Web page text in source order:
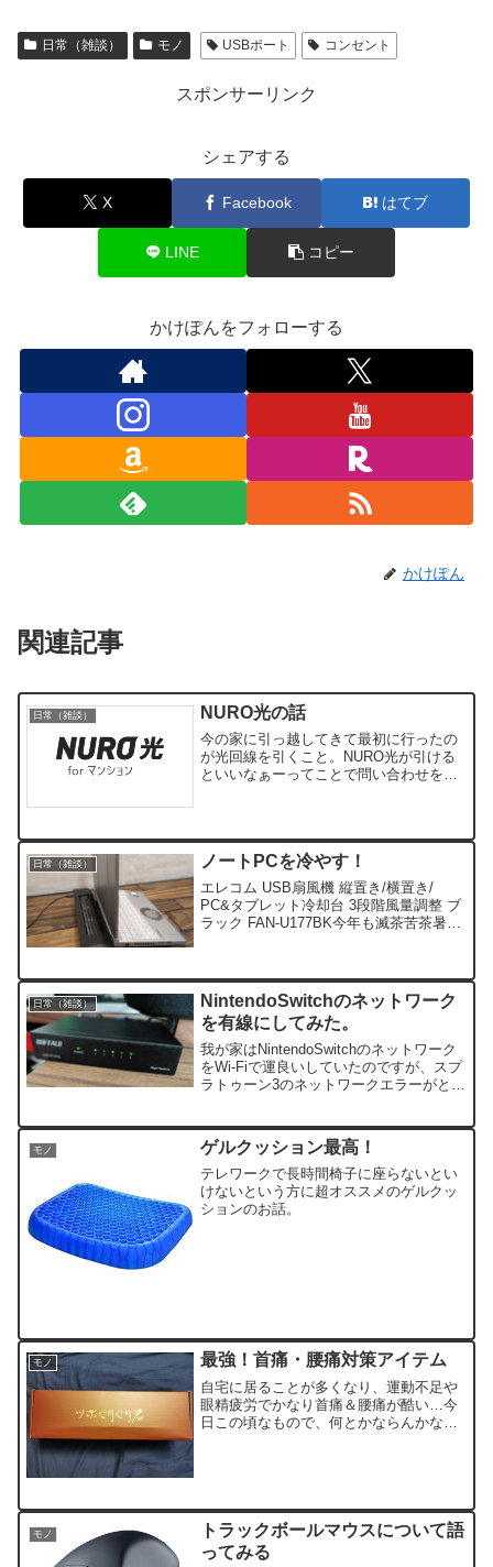
日常（雑談） モノ USBポート コンセント
スポンサーリンク
シェアする
X Facebook はてブ
LINE コピー
かけぽんをフォローする
かけぽん
関連記事
日常（雑談） NURO光の話
今の家に引っ越してきて最初に行ったの
が光回線を引くこと。NURO光が引ける
といいなぁーってことで問い合わせをし
れない速さだなと。そんな感じで快適な
ネット環境を構築出来て半年以上経った
今日、ちょっと外出す
日常（雑談） ノートPCを冷やす！
エレコム USB扇風機 縦置き/横置き/
PC&タブレット冷却台 3段階風量調整 ブ
ラック FAN-U177BK今年も滅茶苦茶暑い
すが、ここで問題。ノートPCを床に置
い...
日常（雑談）
NintendoSwitchのネットワーク
を有線にしてみた。
我が家はNintendoSwitchのネットワーク
をWi-Fiで運良いしていたのですが、スプ
ラトゥーン3のネットワークエラーがとに
線LANでの接続を行おうとなったのでし
た。
モノ ゲルクッション最高！
テレワークで長時間椅子に座らないとい
けないという方に超オススメのゲルクッ
ションのお話。
モノ 最強！首痛・腰痛対策アイテム
自宅に居ることが多くなり、運動不足や
眼精疲労でかなり首痛＆腰痛が酷い…今
日この頃なもので、何とかならんかな？
モノ
トラックボールマウスについて語
ってみる